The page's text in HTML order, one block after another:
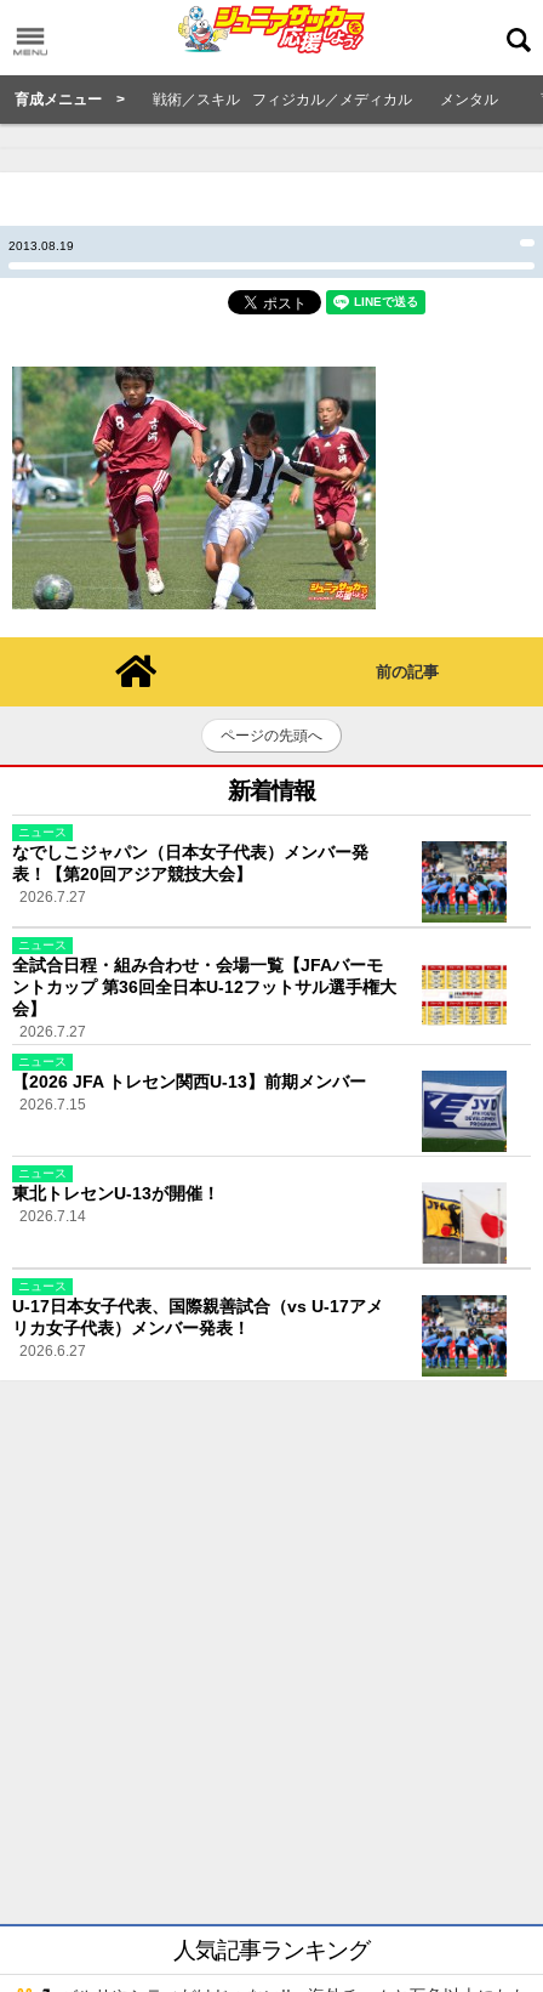
育成メニュー > 戦術／スキル フィジカル／メディカル メンタル
2013.08.19
前の記事
ページの先頭へ
新着情報
ニュース
なでしこジャパン（日本女子代表）メンバー発
表！【第20回アジア競技大会】
2026.7.27
ニュース
全試合日程・組み合わせ・会場一覧【JFAバーモ
ントカップ 第36回全日本U-12フットサル選手権大
会】
2026.7.27
ニュース
【2026 JFA トレセン関西U-13】前期メンバー
2026.7.15
ニュース
東北トレセンU-13が開催！
2026.7.14
ニュース
U-17日本女子代表、国際親善試合（vs U-17アメ
リカ女子代表）メンバー発表！
2026.6.27
人気記事ランキング